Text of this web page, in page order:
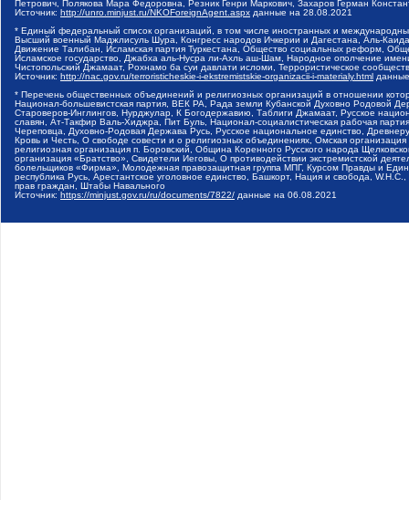
Петрович, Полякова Мара Федоровна, Резник Генри Маркович, Захаров Герман
Источник: http://unro.minjust.ru/NKOForeignAgent.aspx данные на 28.08.2021
* Единый федеральный список организаций, в том числе иностранных и
Высший военный Маджлисуль Шура, Конгресс народов Ичкерии и Дагестана, Аль-
Движение Талибан, Исламская партия Туркестана, Общество социальных реформ,
Исламское государство, Джабха аль-Нусра ли-Ахль аш-Шам, Народное ополчение
Чистопольский Джамаат, Рохнамо ба суи давлати исломи, Террористическое
Источник: http://nac.gov.ru/terroristicheskie-i-ekstremistskie-organizacii-i-materialy.html
* Перечень общественных объединений и религиозных организаций в отношении
Национал-большевистская партия, ВЕК РА, Рада земли Кубанской Духовно Родовой
Староверов-Инглингов, Нурджулар, К Богодержавию, Таблиги Джамаат, Русское
славян, Ат-Такфир Валь-Хиджра, Пит Буль, Национал-социалистическая рабочая
Череповца, Духовно-Родовая Держава Русь, Русское национальное единство,
Кровь и Честь, О свободе совести и о религиозных объединениях, Омская
религиозная организация п. Боровский, Община Коренного Русского народа
организация «Братство», Свидетели Иеговы, О противодействии экстремистской
болельщиков «Фирма», Молодежная правозащитная группа МПГ, Курсом Правды и
республика Русь, Арестантское уголовное единство, Башкорт, Нация и свобода,
прав граждан, Штабы Навального
Источник: https://minjust.gov.ru/ru/documents/7822/ данные на 06.08.2021